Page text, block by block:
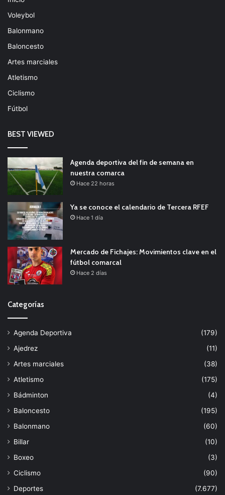
Voleybol
Balonmano
Baloncesto
Artes marciales
Atletismo
Ciclismo
Fútbol
BEST VIEWED
Agenda deportiva del fin de semana en
nuestra comarca
Hace 22 horas
Ya se conoce el calendario de Tercera RFEF
Hace 1 día
Mercado de Fichajes: Movimientos clave en el
fútbol comarcal
Hace 2 días
Categorías
Agenda Deportiva
(179)
Ajedrez
(11)
Artes marciales
(38)
Atletismo
(175)
Bádminton
(4)
Baloncesto
(195)
Balonmano
(60)
Billar
(10)
Boxeo
(3)
Ciclismo
(90)
Deportes
(7.677)